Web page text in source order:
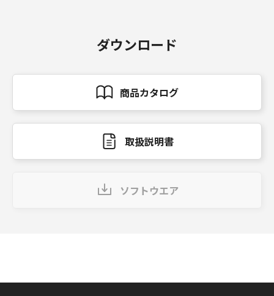
ダウンロード
商品カタログ
取扱説明書
ソフトウエア